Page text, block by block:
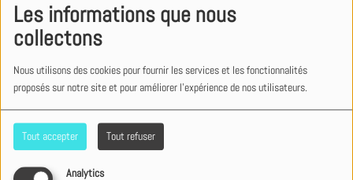
Les informations que nous
collectons
Nous utilisons des cookies pour fournir les services et les fonctionnalités
proposés sur notre site et pour améliorer l'expérience de nos utilisateurs.
Tout accepter Tout refuser
Analytics